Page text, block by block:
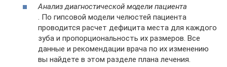
Анализ диагностической модели пациента
. По гипсовой модели челюстей пациента
проводится расчет дефицита места для каждого
зуба и пропорциональность их размеров. Все
данные и рекомендации врача по их изменению
вы найдете в этом разделе плана лечения.